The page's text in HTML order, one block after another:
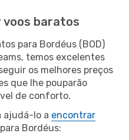
voos baratos
para Bordéus (BOD)
temos excelentes
os melhores preços
que lhe pouparão
de conforto.
ajudá-lo a encontrar
Bordéus: